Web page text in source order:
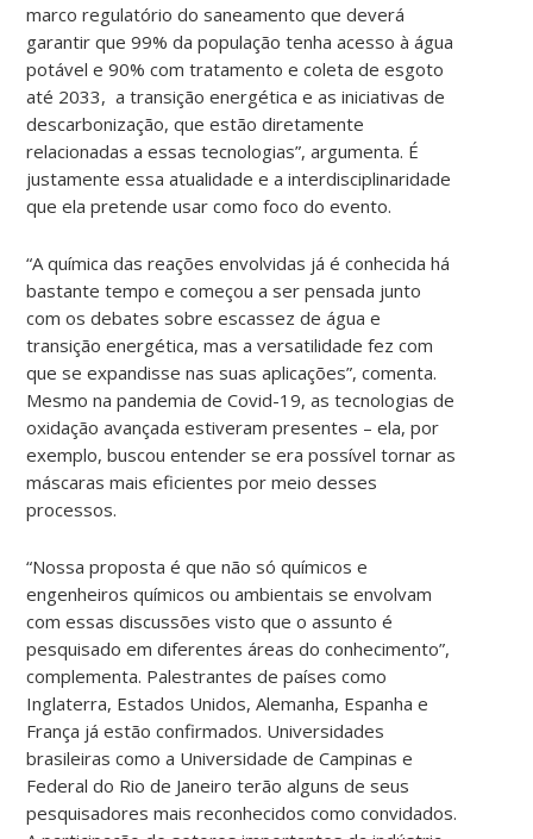
marco regulatório do saneamento que deverá
garantir que 99% da população tenha acesso à água
potável e 90% com tratamento e coleta de esgoto
até 2033, a transição energética e as iniciativas de
descarbonização, que estão diretamente
relacionadas a essas tecnologias”, argumenta. É
justamente essa atualidade e a interdisciplinaridade
que ela pretende usar como foco do evento.
“A química das reações envolvidas já é conhecida há
bastante tempo e começou a ser pensada junto
com os debates sobre escassez de água e
transição energética, mas a versatilidade fez com
que se expandisse nas suas aplicações”, comenta.
Mesmo na pandemia de Covid-19, as tecnologias de
oxidação avançada estiveram presentes – ela, por
exemplo, buscou entender se era possível tornar as
máscaras mais eficientes por meio desses
processos.
“Nossa proposta é que não só químicos e
engenheiros químicos ou ambientais se envolvam
com essas discussões visto que o assunto é
pesquisado em diferentes áreas do conhecimento”,
complementa. Palestrantes de países como
Inglaterra, Estados Unidos, Alemanha, Espanha e
França já estão confirmados. Universidades
brasileiras como a Universidade de Campinas e
Federal do Rio de Janeiro terão alguns de seus
pesquisadores mais reconhecidos como convidados.